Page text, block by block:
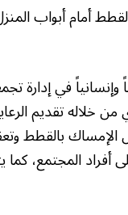
أمام أبواب
في إدارة
خلاله تقديم
بالقطط
المجتمع، كما